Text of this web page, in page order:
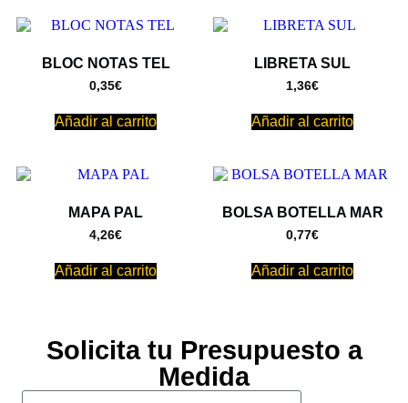
BLOC NOTAS TEL
0,35€
Añadir al carrito
LIBRETA SUL
1,36€
Añadir al carrito
MAPA PAL
4,26€
Añadir al carrito
BOLSA BOTELLA MAR
0,77€
Añadir al carrito
Solicita tu Presupuesto a
Medida